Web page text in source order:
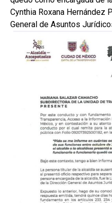
Cynthia Roxana Hernández
General de Asuntos